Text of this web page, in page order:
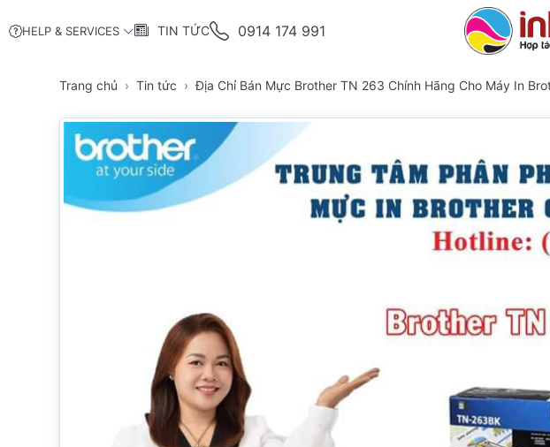
HELP & SERVICES TIN TỨC 0914 174 991
Trang chủ Tin tức Địa Chỉ Bán Mực Brother TN 263 Chính Hãng Cho Máy In